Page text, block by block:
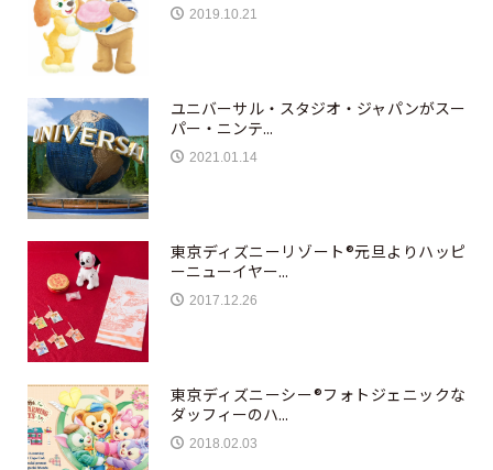
2019.10.21
ユニバーサル・スタジオ・ジャパンがスー
パー・ニンテ...
2021.01.14
東京ディズニーリゾート®元旦よりハッピ
ーニューイヤー...
2017.12.26
東京ディズニーシー®フォトジェニックな
ダッフィーのハ...
2018.02.03